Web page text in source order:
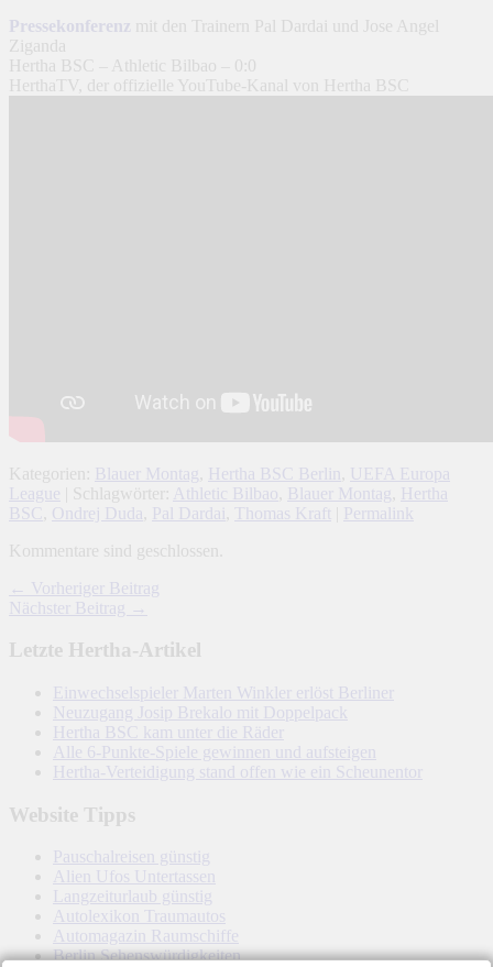
Pressekonferenz
mit den Trainern Pal Dardai und Jose Angel
Ziganda
Hertha BSC – Athletic Bilbao – 0:0
HerthaTV, der offizielle YouTube-Kanal von Hertha BSC
Kategorien: Blauer Montag Hertha BSC Berlin
UEFA Europa
League | Schlagwörter: Athletic Bilbao Blauer Montag
Hertha
BSC
Ondrej Duda Pal Dardai Thomas Kraft
Permalink
Kommentare sind geschlossen.
← Vorheriger Beitrag
Nächster Beitrag →
Letzte Hertha-Artikel
Einwechselspieler Marten Winkler erlöst Berliner
Neuzugang Josip Brekalo mit Doppelpack
Hertha BSC kam unter die Räder
Alle 6-Punkte-Spiele gewinnen und aufsteigen
Hertha-Verteidigung stand offen wie ein Scheunentor
Website Tipps
Pauschalreisen günstig
Alien Ufos Untertassen
Langzeiturlaub günstig
Autolexikon Traumautos
Automagazin Raumschiffe
Berlin Sehenswürdigkeiten